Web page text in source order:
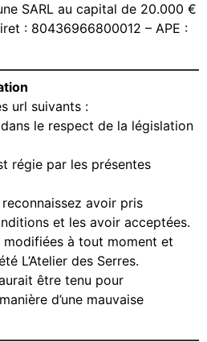
SARL au capital de 20.000 €
: 80436966800012 – APE :
url suivants :
le respect de la législation
régie par les présentes
avoir pris
et les avoir acceptées.
à tout moment et
L’Atelier des Serres.
être tenu pour
d’une mauvaise